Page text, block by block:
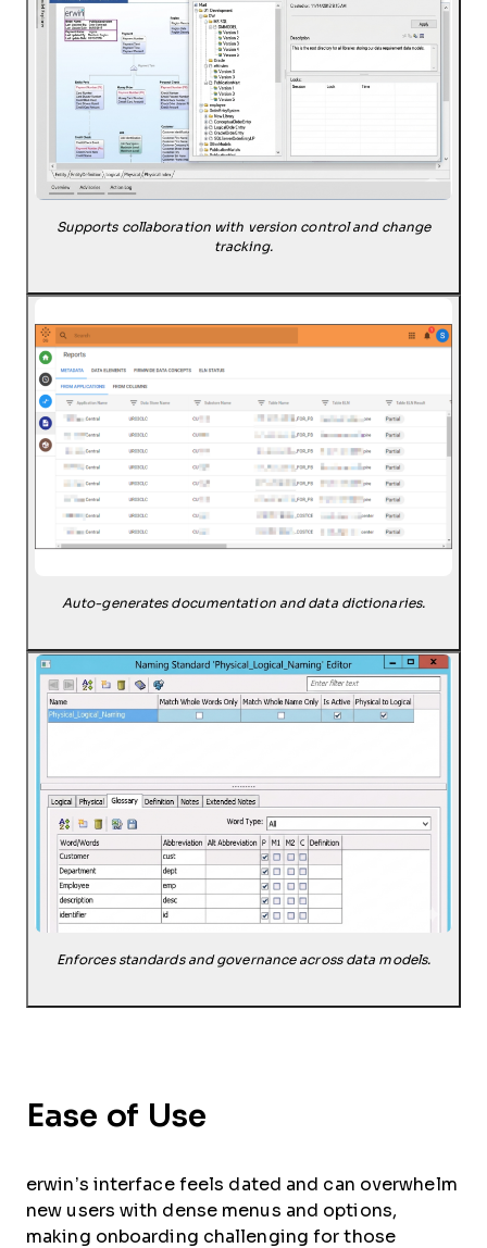
Supports collaboration with version control and change
tracking.
Auto-generates documentation and data dictionaries.
Enforces standards and governance across data models.
Ease of Use
erwin’s interface feels dated and can overwhelm
new users with dense menus and options,
making onboarding challenging for those